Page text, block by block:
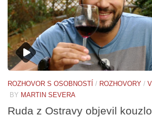
ROZHOVOR S OSOBNOSTÍ / ROZHOVORY /
BY MARTIN SEVERA
Ruda z Ostravy objevil